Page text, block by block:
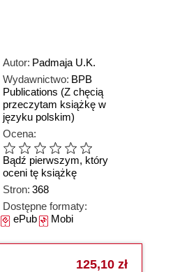
Autor: Padmaja U.K.
Wydawnictwo: BPB
Publications (Z chęcią
przeczytam książkę w
języku polskim)
Ocena:
Bądź pierwszym, który
oceni tę książkę
Stron: 368
Dostępne formaty:
ePubMobi
125,10 zł